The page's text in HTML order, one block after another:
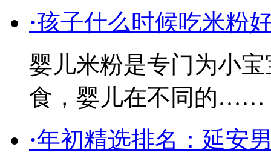
·孩子什么时候吃米粉
婴儿米粉是专门为小
食，婴儿在不同的……
·年初精选排名：延安